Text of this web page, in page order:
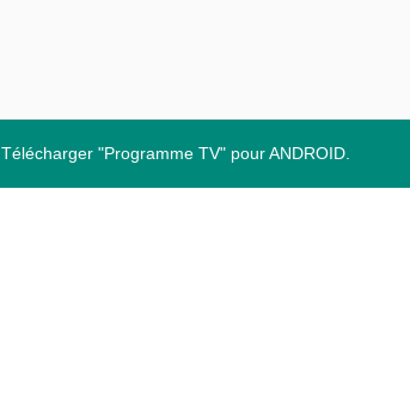
Télécharger "Programme TV" pour ANDROID.